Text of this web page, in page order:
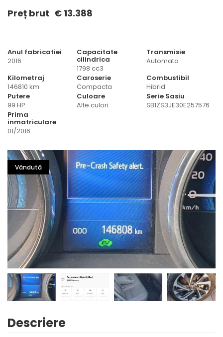
Preț brut € 13.388
Anul fabricatiei
2016
Capacitate
cilindrica
1798 cc3
Transmisie
Automata
Kilometraj
146810 km
Caroserie
Compacta
Combustibil
Hibrid
Putere
99 HP
Culoare
Alte culori
Serie Sasiu
SB1ZS3JE30E257576
Prima
inmatriculare
01/2016
Vândută
Descriere